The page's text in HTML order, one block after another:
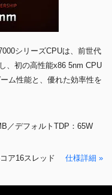
シリーズCPUは、前世代
、初の高性能x86 5nm CPU
ム性能と、優れた効率性を
／デフォルトTDP：65W
ア16スレッド 仕様詳細 »